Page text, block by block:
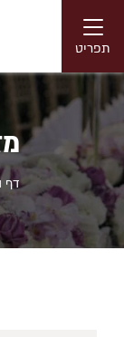
Toggle
navigationתפריט
דף